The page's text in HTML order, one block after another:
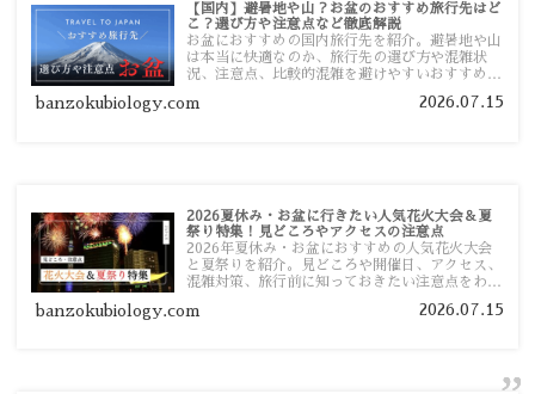
【国内】避暑地や山？お盆のおすすめ旅行先はど
こ？選び方や注意点など徹底解説
お盆におすすめの国内旅行先を紹介。避暑地や山
は本当に快適なのか、旅行先の選び方や混雑状
況、注意点、比較的混雑を避けやすいおすすめス
す。
banzokubiology.com 2026.07.15
2026夏休み・お盆に行きたい人気花火大会＆夏
祭り特集！見どころやアクセスの注意点
2026年夏休み・お盆におすすめの人気花火大会
と夏祭りを紹介。見どころや開催日、アクセス、
混雑対策、旅行前に知っておきたい注意点をわか
banzokubiology.com 2026.07.15